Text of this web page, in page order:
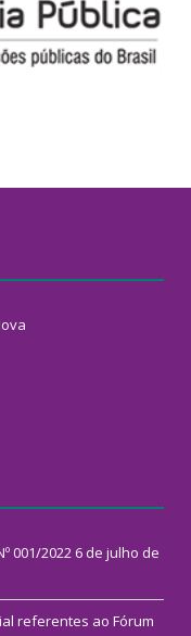
001/2022 6 de julho de
referentes ao Fórum